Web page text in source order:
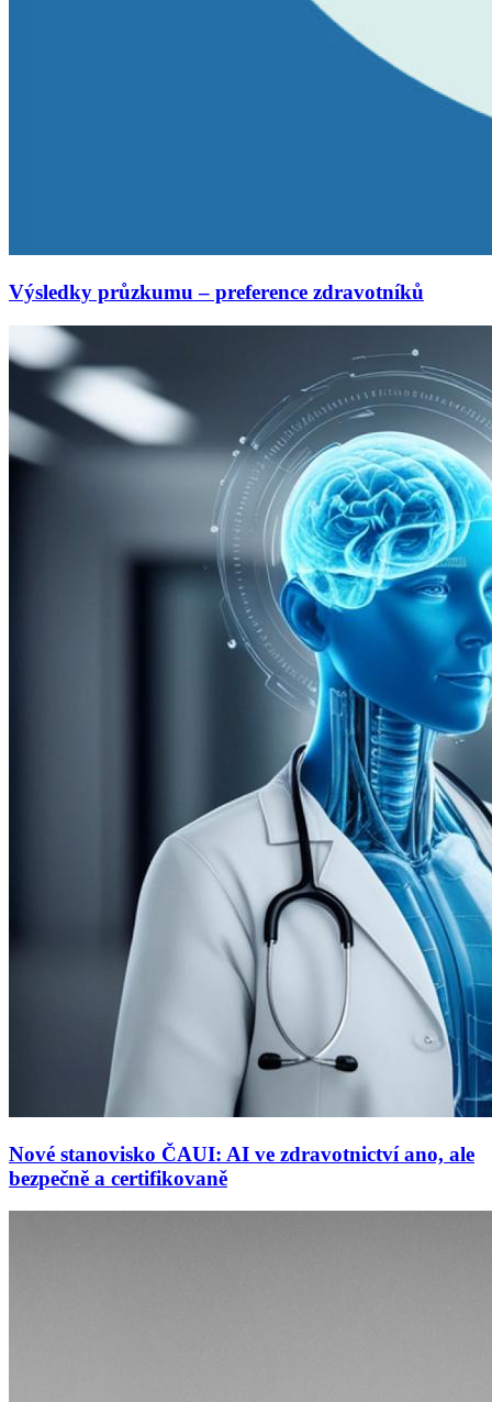
Výsledky průzkumu – preference zdravotníků
Nové stanovisko ČAUI: AI ve zdravotnictví ano, ale
bezpečně a certifikovaně